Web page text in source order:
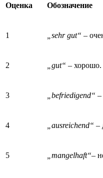
Оценка Обозначение
1 „sehr gut“ –
2 „gut“ – хорошо.
3 „befriedigend“ –
4 „ausreichend“ –
5 „mangelhaft“–